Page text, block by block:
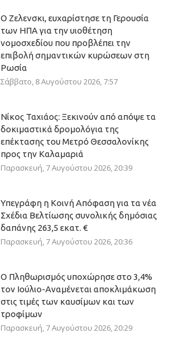
Ο Ζελενσκι, ευχαρίστησε τη Γερουσία
των ΗΠΑ για την υιοθέτηση
νομοσχεδίου που προβλέπει την
επιβολή σημαντικών κυρώσεων στη
Ρωσία
Σάββατο, 8 Αυγούστου 2026, 7:57
Νίκος Ταχιάος: Ξεκινούν από απόψε τα
δοκιμαστικά δρομολόγια της
επέκτασης του Μετρό Θεσσαλονίκης
προς την Καλαμαριά
Παρασκευή, 7 Αυγούστου 2026, 20:39
Υπεγράφη η Κοινή Απόφαση για τα νέα
Σχέδια Βελτίωσης συνολικής δημόσιας
δαπάνης 263,5 εκατ. €
Παρασκευή, 7 Αυγούστου 2026, 20:36
Ο Πληθωρισμός υποχώρησε στο 3,4%
τον Ιούλιο-Αναμένεται αποκλιμάκωση
στις τιμές των καυσίμων και των
τροφίμων
Παρασκευή, 7 Αυγούστου 2026, 20:29